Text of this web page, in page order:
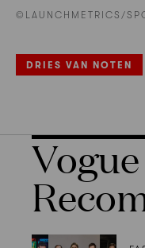
©LAUNCHMETRICS/
DRIES VAN NOTEN
Vogue